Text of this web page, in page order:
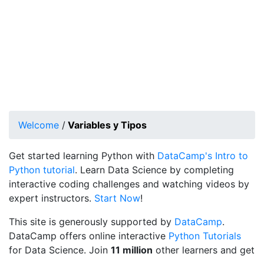
Welcome / Variables y Tipos
Get started learning Python with DataCamp's Intro to
Python tutorial. Learn Data Science by completing
interactive coding challenges and watching videos by
expert instructors. Start Now!
This site is generously supported by DataCamp.
DataCamp offers online interactive Python Tutorials
for Data Science. Join 11 million other learners and get